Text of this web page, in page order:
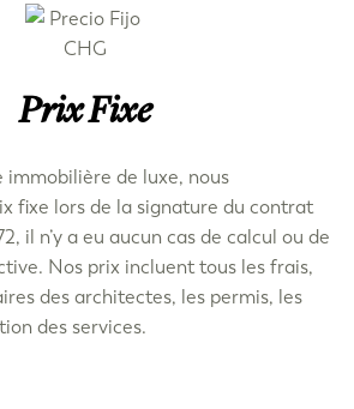
Prix Fixe
immobilière de luxe, nous
fixe lors de la signature du contrat
il n’y a eu aucun cas de calcul ou de
Nos prix incluent tous les frais,
des architectes, les permis, les
des services.